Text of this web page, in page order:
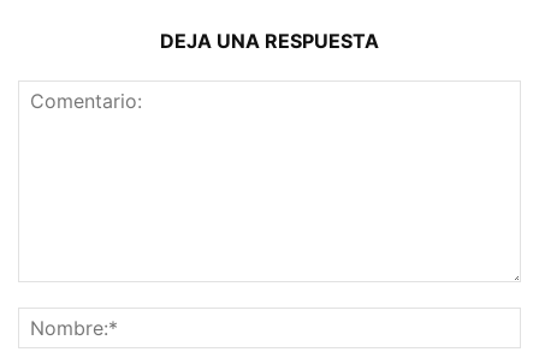
DEJA UNA RESPUESTA